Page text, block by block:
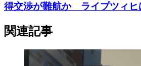
得交渉が難航か ライプツィヒ
関連記事